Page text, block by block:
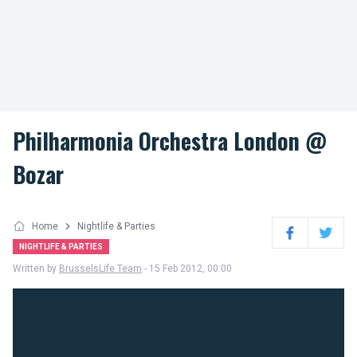
Philharmonia Orchestra London @
Bozar
Home Nightlife & Parties
NIGHTLIFE & PARTIES FacebookTwitter
Written by BrusselsLife Team - 15 Feb 2012, 00:00